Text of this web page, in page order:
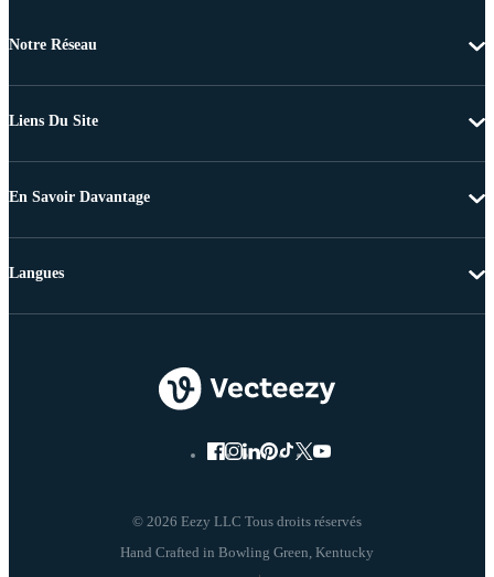
Notre Réseau
Liens Du Site
En Savoir Davantage
© 2026 Eezy LLC Tous droits réservés
Langues